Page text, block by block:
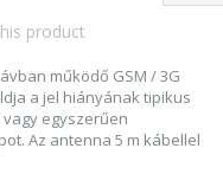
product
működő GSM / 3G
a jel hiányának tipikus
egyszerűen
Az antenna 5 m kábellel